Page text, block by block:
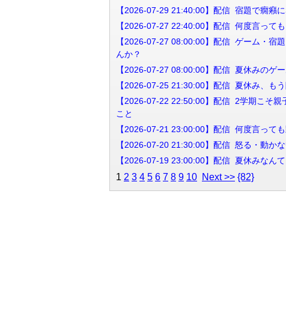
【2026-07-29 21:40:00】配信 宿題で癇癪
【2026-07-27 22:40:00】配信 何度言って
【2026-07-27 08:00:00】配信 ゲーム・宿
んか？
【2026-07-27 08:00:00】配信 夏休みのゲ
【2026-07-25 21:30:00】配信 夏休み、も
【2026-07-22 22:50:00】配信 2学期こそ
こと
【2026-07-21 23:00:00】配信 何度言って
【2026-07-20 21:30:00】配信 怒る・動か
【2026-07-19 23:00:00】配信 夏休みなん
1 2 3 4 5 6 7 8 9 10 Next >> {82}